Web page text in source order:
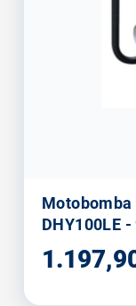
Motobomba
DHY100LE